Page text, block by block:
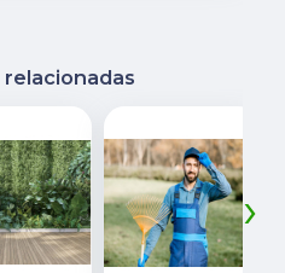
relacionadas
›